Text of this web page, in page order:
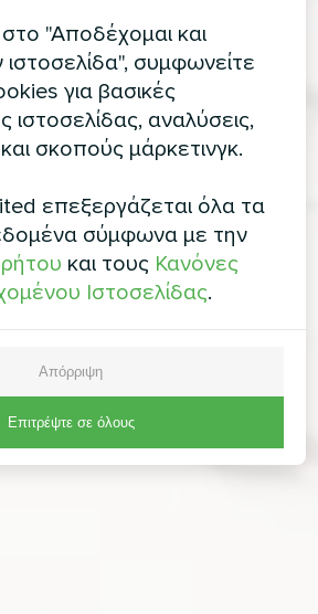
"Αποδέχομαι και
συμφωνείτε
για βασικές
ιστοσελίδας, αναλύσεις,
σκοπούς μάρκετινγκ.
επεξεργάζεται όλα τα
σύμφωνα με την
και τους Κανόνες
Ιστοσελίδας.
Απόρριψη
Επιτρέψτε σε όλους